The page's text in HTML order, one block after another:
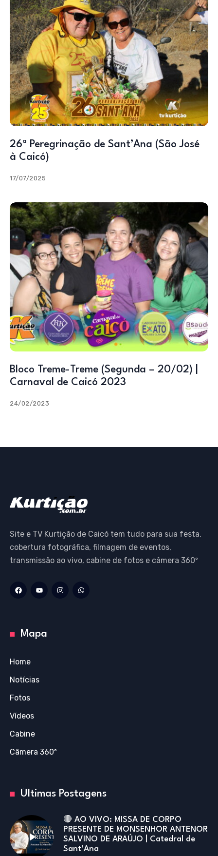
26ª Peregrinação de Sant’Ana (São José
à Caicó)
17/07/2025
Bloco Treme-Treme (Segunda – 20/02) |
Carnaval de Caicó 2023
24/02/2023
Site e TV Kurtição de Caicó tem tudo para sua festa,
cobertura fotográfica, filmagem de eventos,
transmissão ao vivo, cabine de fotos e câmera 360º
Mapa
Home
Notícias
Fotos
Vídeos
Cabine
Câmera 360º
Últimas Postagens
🔴 AO VIVO: MISSA DE CORPO
PRESENTE DE MONSENHOR ANTENOR
SALVINO DE ARAÚJO | Catedral de
Sant’Ana